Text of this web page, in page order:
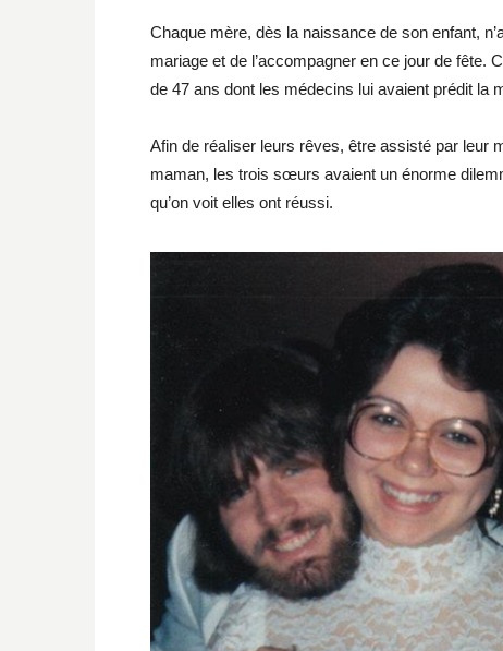
Chaque mère, dès la naissance de son enfant,
mariage et de l’accompagner en ce jour de fête.
de 47 ans dont les médecins lui avaient prédit la
Afin de réaliser leurs rêves, être assisté par leur
maman, les trois sœurs avaient un énorme
qu’on voit elles ont réussi.